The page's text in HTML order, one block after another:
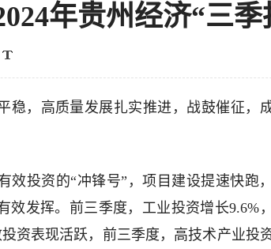
年贵州经济“三
稳，高质量发展扎实推进，战鼓催征，
效投资的“冲锋号”，项目建设提速快跑
效发挥。前三季度，工业投资增长9.6%
资表现活跃，前三季度，高技术产业投